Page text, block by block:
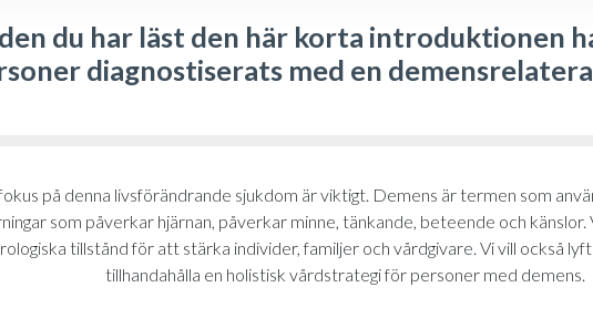
du har läst den här korta introduktionen
diagnostiserats med en
på denna livsförändrande sjukdom är viktigt. Demens är termen som
som påverkar hjärnan, påverkar minne, tänkande, beteende och känslor.
tillstånd för att stärka individer, familjer och vårdgivare. Vi vill också
tillhandahålla en holistisk vårdstrategi för personer med demens.